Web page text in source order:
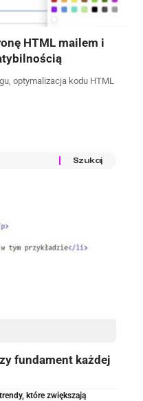
HTML mailem i
optymalizacja kodu HTML
fundament każdej
które zwiększają